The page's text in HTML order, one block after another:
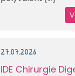
27.07.2026
IDE Chirurgie